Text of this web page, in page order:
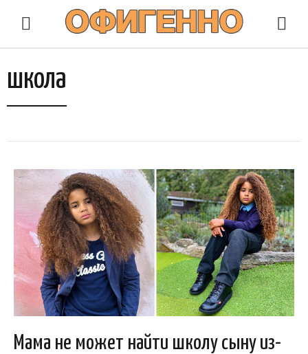
школа
Мама не может найти школу сыну из-